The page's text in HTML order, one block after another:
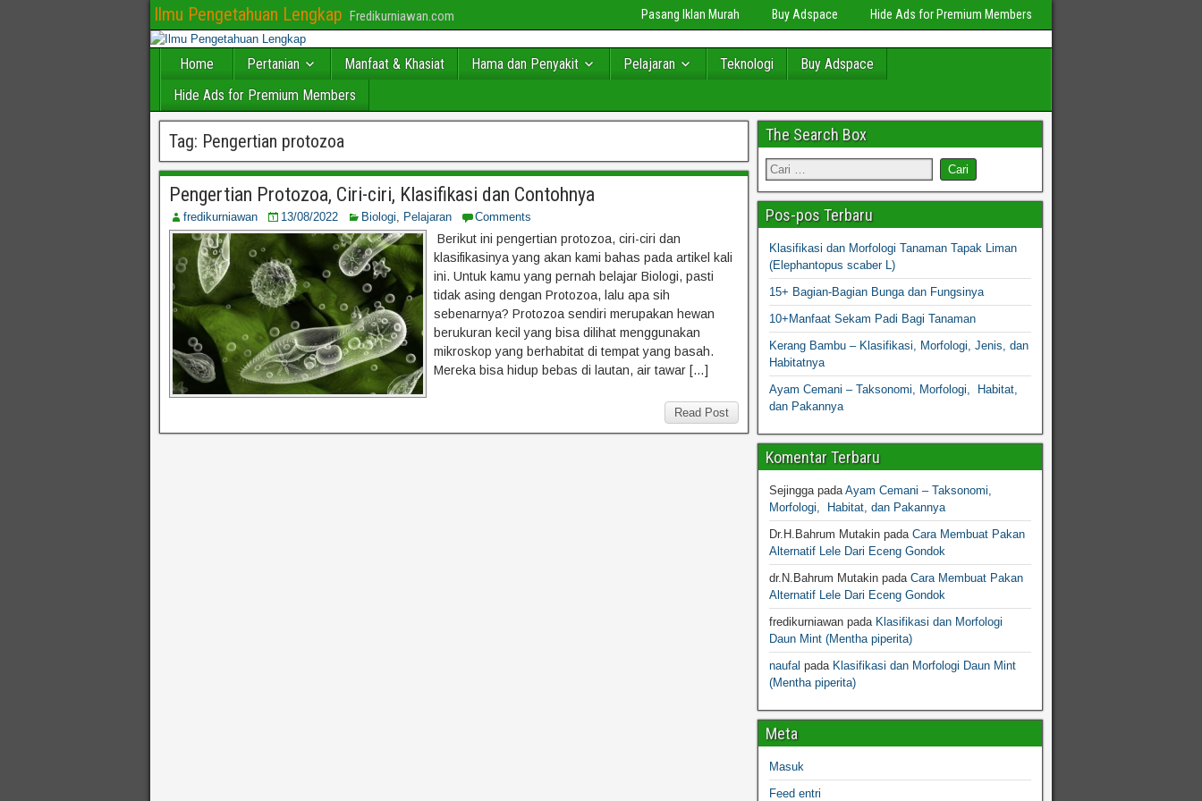
Ilmu Pengetahuan Lengkap Fredikurniawan.com Pasang Iklan Murah Buy Adspace Hide Ads for Premium Members
Home Pertanian Manfaat & Khasiat Hama dan Penyakit Pelajaran Teknologi
Buy Adspace
Hide Ads for Premium Members
Tag: Pengertian protozoa
Pengertian Protozoa, Ciri-ciri, Klasifikasi dan Contohnya
fredikurniawan 13/08/2022 Biologi, Pelajaran Comments
Berikut ini pengertian protozoa, ciri-ciri dan
klasifikasinya yang akan kami bahas pada artikel kali
ini. Untuk kamu yang pernah belajar Biologi, pasti
tidak asing dengan Protozoa, lalu apa sih
sebenarnya? Protozoa sendiri merupakan hewan
berukuran kecil yang bisa dilihat menggunakan
mikroskop yang berhabitat di tempat yang basah.
Mereka bisa hidup bebas di lautan, air tawar […]
Read Post
The Search Box
Pos-pos Terbaru
Klasifikasi dan Morfologi Tanaman Tapak Liman
(Elephantopus scaber L)
15+ Bagian-Bagian Bunga dan Fungsinya
10+Manfaat Sekam Padi Bagi Tanaman
Kerang Bambu – Klasifikasi, Morfologi, Jenis, dan
Habitatnya
Ayam Cemani – Taksonomi, Morfologi, Habitat,
dan Pakannya
Komentar Terbaru
SejinggapadaAyam Cemani – Taksonomi,
Morfologi, Habitat, dan Pakannya
Dr.H.Bahrum Mutakinpada Cara Membuat Pakan
Alternatif Lele Dari Eceng Gondok
dr.N.Bahrum Mutakinpada Cara Membuat Pakan
Alternatif Lele Dari Eceng Gondok
fredikurniawanpada Klasifikasi dan Morfologi
Daun Mint (Mentha piperita)
naufal pada Klasifikasi dan Morfologi Daun Mint
(Mentha piperita)
Meta
Masuk
Feed entri